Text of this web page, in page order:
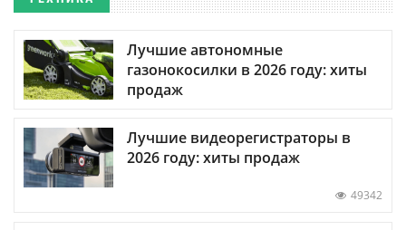
Лучшие автономные
газонокосилки в 2026 году: хиты
продаж
Лучшие видеорегистраторы в
2026 году: хиты продаж
49342